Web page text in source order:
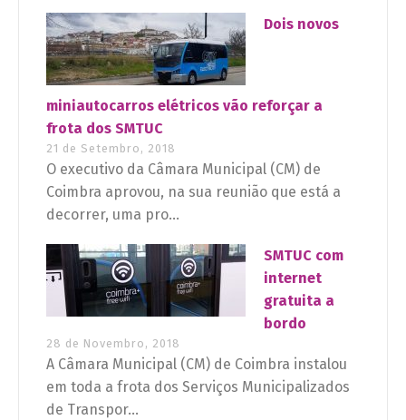
Dois novos
miniautocarros elétricos vão reforçar a
frota dos SMTUC
21 de Setembro, 2018
O executivo da Câmara Municipal (CM) de
Coimbra aprovou, na sua reunião que está a
decorrer, uma pro...
SMTUC com
internet
gratuita a
bordo
28 de Novembro, 2018
A Câmara Municipal (CM) de Coimbra instalou
em toda a frota dos Serviços Municipalizados
de Transpor...